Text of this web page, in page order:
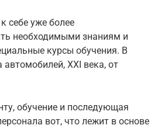
себе уже более
необходимыми знаниям и
курсы обучения. В
XXI века, от
обучение и последующая
вот, что лежит в основе